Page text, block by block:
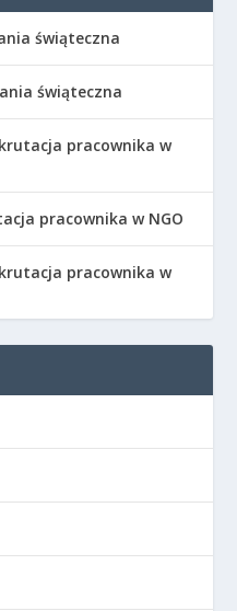
świąteczna
świąteczna
pracownika w
pracownika w NGO
pracownika w